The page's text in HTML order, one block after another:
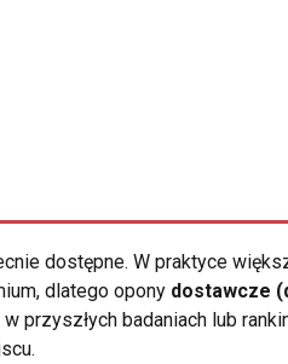
dostępne. W praktyce
dlatego opony dostawcze
przyszłych badaniach lub